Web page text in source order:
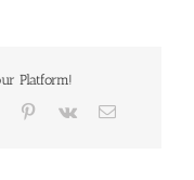
Platform!
Tumblr Pinterest
Vk
E-